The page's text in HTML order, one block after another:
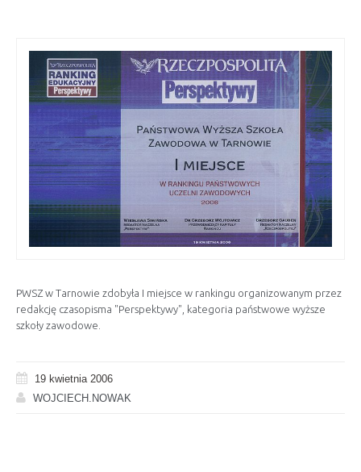
PWSZ w Tarnowie zdobyła I miejsce w rankingu organizowanym przez
redakcję czasopisma "Perspektywy", kategoria państwowe wyższe
szkoły zawodowe.
19 kwietnia 2006
WOJCIECH.NOWAK